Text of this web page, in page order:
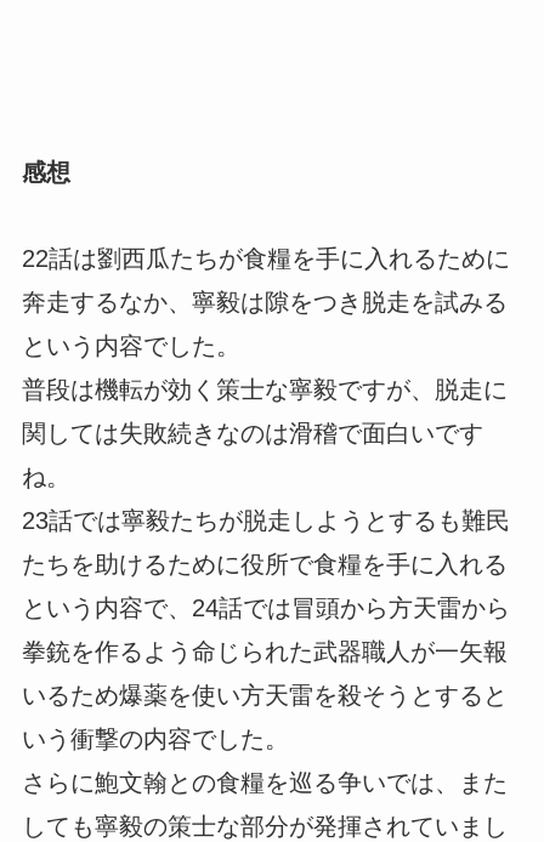
感想
22話は劉西瓜たちが食糧を手に入れるために
奔走するなか、寧毅は隙をつき脱走を試みる
という内容でした。
普段は機転が効く策士な寧毅ですが、脱走に
関しては失敗続きなのは滑稽で面白いです
ね。
23話では寧毅たちが脱走しようとするも難民
たちを助けるために役所で食糧を手に入れる
という内容で、24話では冒頭から方天雷から
拳銃を作るよう命じられた武器職人が一矢報
いるため爆薬を使い方天雷を殺そうとすると
いう衝撃の内容でした。
さらに鮑文翰との食糧を巡る争いでは、また
しても寧毅の策士な部分が発揮されていまし